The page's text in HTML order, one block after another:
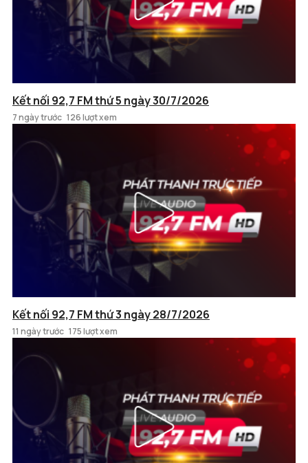
Kết nối 92,7 FM thứ 5 ngày 30/7/2026
7 ngày trước 126 lượt xem
Kết nối 92,7 FM thứ 3 ngày 28/7/2026
11 ngày trước 175 lượt xem